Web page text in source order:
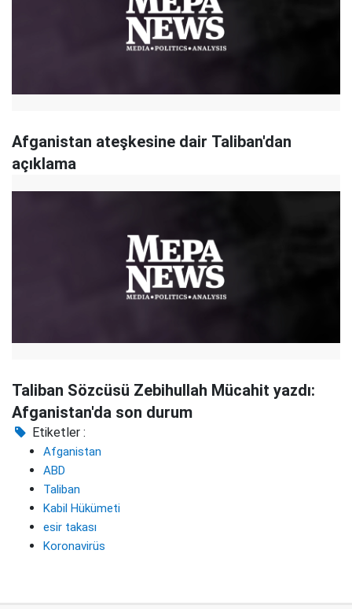
Afganistan ateşkesine dair Taliban'dan
açıklama
Taliban Sözcüsü Zebihullah Mücahit yazdı:
Afganistan'da son durum
Etiketler :
Afganistan
ABD
Taliban
Kabil Hükümeti
esir takası
Koronavirüs